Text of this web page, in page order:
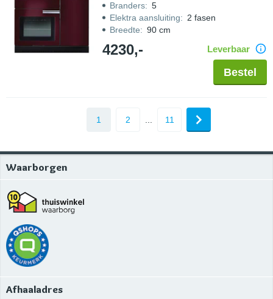
Branders: 5
Elektra aansluiting: 2 fasen
Breedte: 90 cm
4230,- Leverbaar
Bestel
1 2 11
Waarborgen
Afhaaladres